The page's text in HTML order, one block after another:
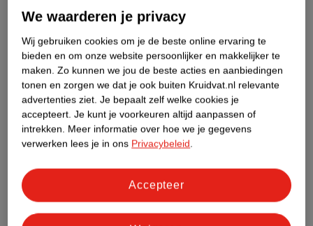
Over dit product
Productinformatie
Etiketinformatie
Nature Impact Score
Dit product heeft (nog) geen Nature
We waarderen je privacy
Wij gebruiken cookies om je de beste online ervaring te
bieden en om onze website persoonlijker en makkelijker te
maken. Zo kunnen we jou de beste acties en aanbiedingen
tonen en zorgen we dat je ook buiten Kruidvat.nl relevante
advertenties ziet. Je bepaalt zelf welke cookies je
accepteert. Je kunt je voorkeuren altijd aanpassen of
intrekken. Meer informatie over hoe we je gegevens
verwerken lees je in ons Privacybeleid.
Accepteer